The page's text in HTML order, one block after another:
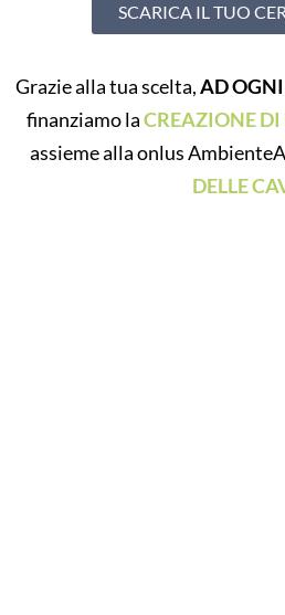
SCARICA IL TUO
Grazie alla tua scelta,AD
finanziamo laCREAZIONE DI
assieme alla onlus
DELLE